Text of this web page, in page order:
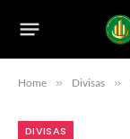
Home » Divisas »
DIVISAS